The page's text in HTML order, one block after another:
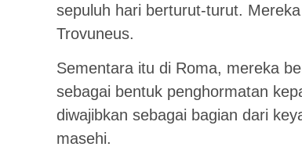
sepuluh hari berturut-turut.
Trovuneus.
Sementara itu di Roma, mereka
sebagai bentuk penghormatan
diwajibkan sebagai bagian dari
masehi.